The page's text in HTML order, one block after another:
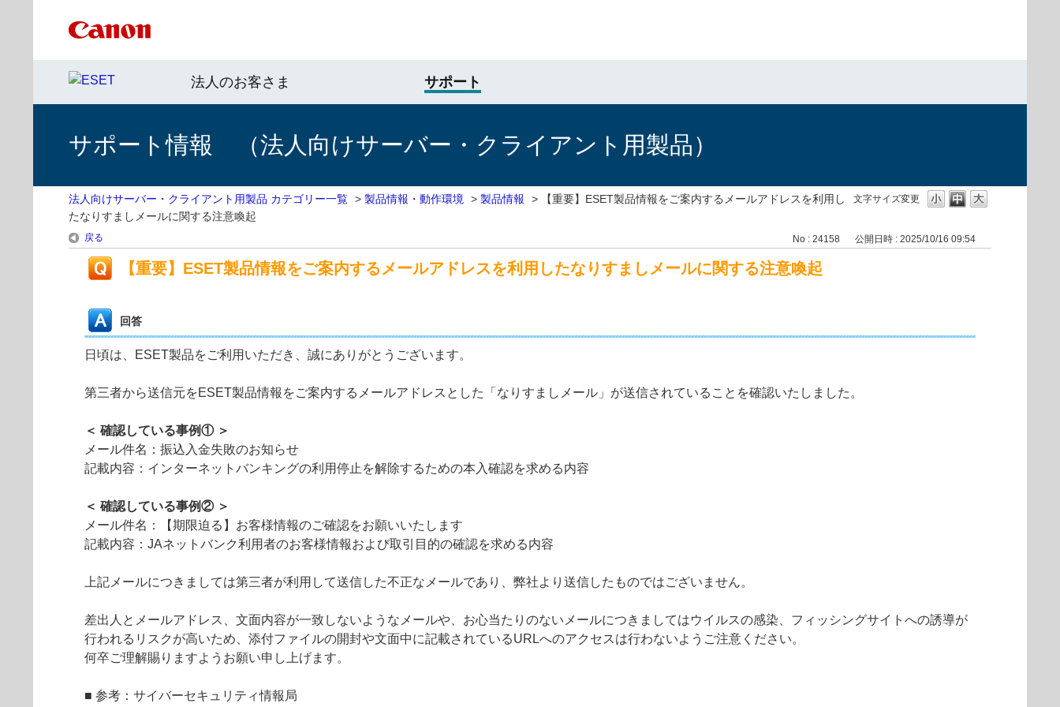
法人のお客さま サポート
サポート情報 （法人向けサーバー・クライアント用製品）
文字サイズ変更
法人向けサーバー・クライアント用製品 カテゴリー一覧 > 製品情報・動作環境 > 製品情報 >
【重要】ESET製品情報をご案内するメールアドレスを利用し
たなりすましメールに関する注意喚起
戻る No : 24158 公開日時 : 2025/10/16 09:54
【重要】ESET製品情報をご案内するメールアドレスを利用したなりすましメールに関する注意喚起
回答
日頃は、ESET製品をご利用いただき、誠にありがとうございます。
第三者から送信元をESET製品情報をご案内するメールアドレスとした「なりすましメール」が送信されていることを確認いたしました。
＜ 確認している事例① ＞
メール件名：振込入金失敗のお知らせ
記載内容：インターネットバンキングの利用停止を解除するための本入確認を求める内容
＜ 確認している事例② ＞
メール件名：【期限迫る】お客様情報のご確認をお願いいたします
記載内容：JAネットバンク利用者のお客様情報および取引目的の確認を求める内容
上記メールにつきましては第三者が利用して送信した不正なメールであり、弊社より送信したものではございません。
差出人とメールアドレス、文面内容が一致しないようなメールや、お心当たりのないメールにつきましてはウイルスの感染、フィッシングサイトへの誘導が
行われるリスクが高いため、添付ファイルの開封や文面中に記載されているURLへのアクセスは行わないようご注意ください。
何卒ご理解賜りますようお願い申し上げます。
■ 参考：サイバーセキュリティ情報局